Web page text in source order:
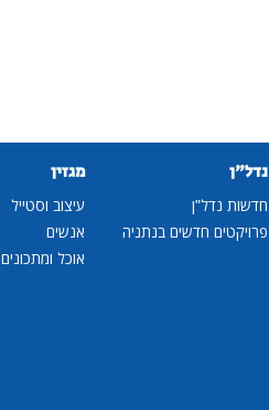
נדל"ן
חדשות נדל"ן
פרויקטים חדשים בנתניה
מגזין
עיצוב וסטייל
אנשים
אוכל ומתכונים